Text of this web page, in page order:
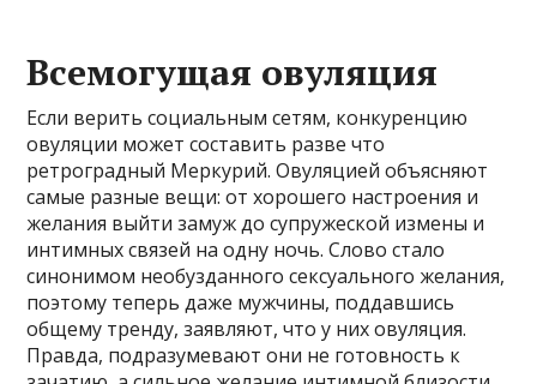
Всемогущая овуляция
Если верить социальным сетям, конкуренцию
овуляции может составить разве что
ретроградный Меркурий. Овуляцией объясняют
самые разные вещи: от хорошего настроения и
желания выйти замуж до супружеской измены и
интимных связей на одну ночь. Слово стало
синонимом необузданного сексуального желания,
поэтому теперь даже мужчины, поддавшись
общему тренду, заявляют, что у них овуляция.
Правда, подразумевают они не готовность к